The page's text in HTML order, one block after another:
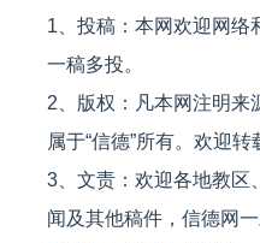
1、投稿：本网欢迎网络
一稿多投。
2、版权：凡本网注明来
属于“信德”所有。欢迎转
3、文责：欢迎各地教区
闻及其他稿件，信德网